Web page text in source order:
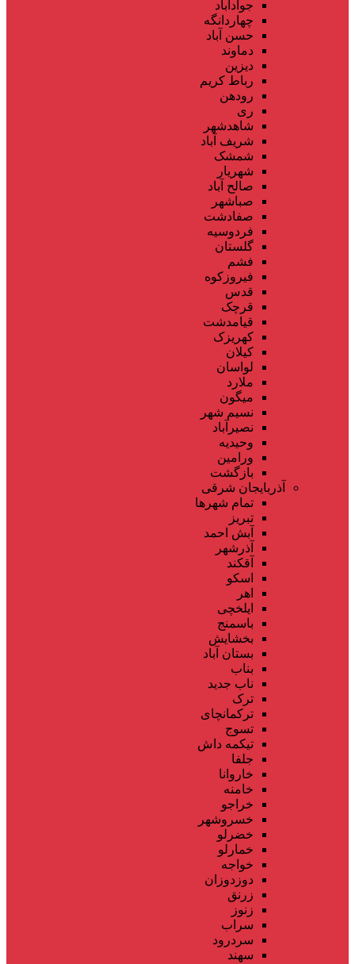
جوادآباد
چهاردانگه
حسن آباد
دماوند
دیزین
رباط کریم
رودهن
ری
شاهدشهر
شریف آباد
شمشک
شهریار
صالح آباد
صباشهر
صفادشت
فردوسیه
گلستان
فشم
فیروزکوه
قدس
قرچک
قیامدشت
کهریزک
کیلان
لواسان
ملارد
میگون
نسیم شهر
نصیرآباد
وحیدیه
ورامین
بازگشت
آذربایجان شرقی
تمام شهر‌ها
تبریز
آبش احمد
آذرشهر
آقکند
اسکو
اهر
ایلخچی
باسمنج
بخشایش
بستان آباد
بناب
ناب جدید
ترک
ترکمانچای
تسوج
تیکمه داش
جلفا
خاروانا
خامنه
خراجو
خسروشهر
خضرلو
خمارلو
خواجه
دوزدوزان
زرنق
زنوز
سراب
سردرود
سهند